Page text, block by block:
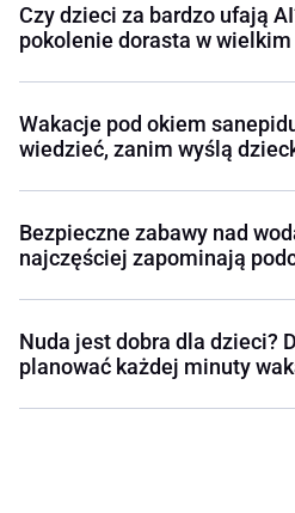
Czy dzieci za bardzo ufają
pokolenie dorasta w
Wakacje pod okiem
wiedzieć, zanim wyślą
Bezpieczne zabawy nad
najczęściej zapominają
Nuda jest dobra dla dzieci?
planować każdej minuty